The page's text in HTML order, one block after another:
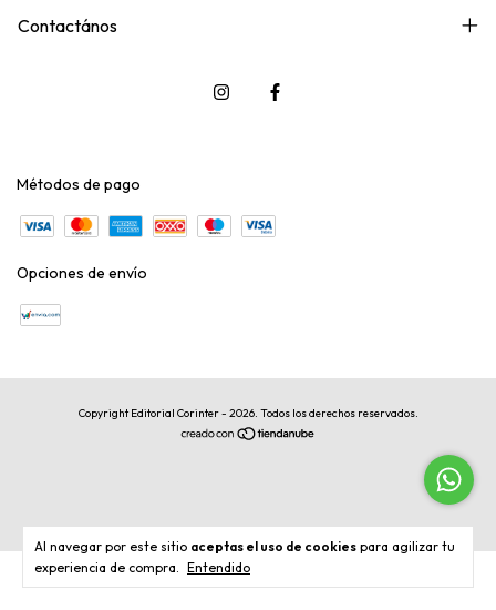
Al navegar por este sitio aceptas el uso de cookies para agilizar tu
experiencia de compra. Entendido
Contactános
Métodos de pago
Opciones de envío
Copyright Editorial Corinter - 2026. Todos los derechos reservados.